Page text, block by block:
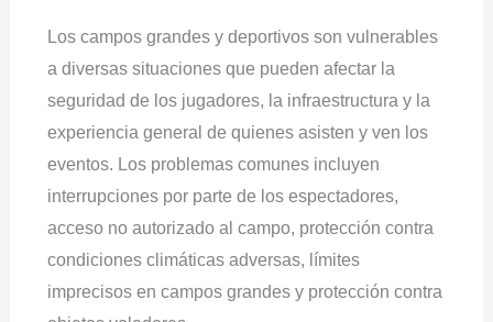
Los campos grandes y deportivos son vulnerables
a diversas situaciones que pueden afectar la
seguridad de los jugadores, la infraestructura y la
experiencia general de quienes asisten y ven los
eventos. Los problemas comunes incluyen
interrupciones por parte de los espectadores,
acceso no autorizado al campo, protección contra
condiciones climáticas adversas, límites
imprecisos en campos grandes y protección contra